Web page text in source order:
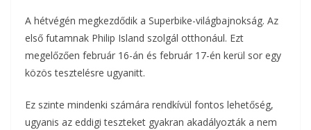
A hétvégén megkezdődik a Superbike-világbajnokság. Az
első futamnak Philip Island szolgál otthonául. Ezt
megelőzően február 16-án és február 17-én kerül sor egy
közös tesztelésre ugyanitt.
Ez szinte mindenki számára rendkívül fontos lehetőség,
ugyanis az eddigi teszteket gyakran akadályozták a nem